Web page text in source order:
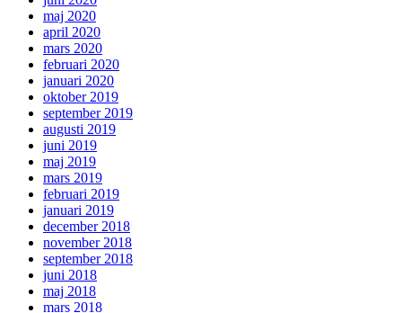
maj 2020
april 2020
mars 2020
februari 2020
januari 2020
oktober 2019
september 2019
augusti 2019
juni 2019
maj 2019
mars 2019
februari 2019
januari 2019
december 2018
november 2018
september 2018
juni 2018
maj 2018
mars 2018